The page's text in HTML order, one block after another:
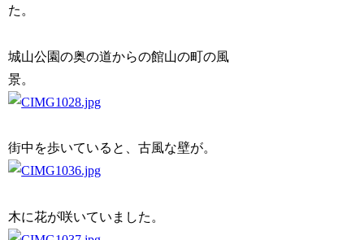
た。
城山公園の奥の道からの館山の町の風
景。
街中を歩いていると、古風な壁が。
木に花が咲いていました。